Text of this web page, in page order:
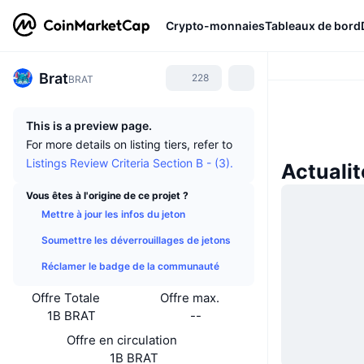
Crypto-monnaiesTableaux de bord
BratBRAT 228
This is a preview page.
For more details on listing tiers, refer to
Listings Review Criteria Section B - (3).
Vous êtes à l'origine de ce projet ?
Mettre à jour les infos du jeton
Soumettre les déverrouillages de jetons
Réclamer le badge de la communauté
Offre Totale
1B BRAT
Offre max.
--
Offre en circulation
1B BRAT